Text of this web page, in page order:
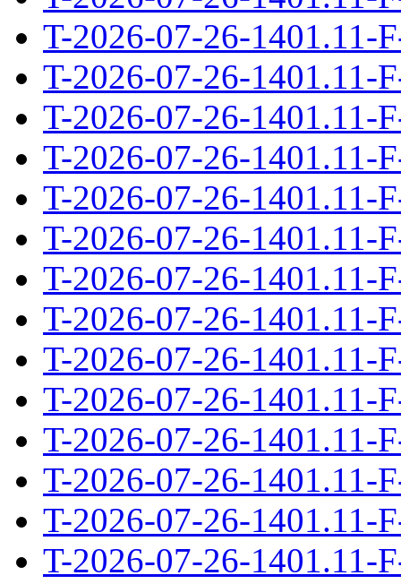
T-2026-07-26-1401.11-
T-2026-07-26-1401.11-
T-2026-07-26-1401.11-
T-2026-07-26-1401.11-
T-2026-07-26-1401.11-
T-2026-07-26-1401.11-
T-2026-07-26-1401.11-
T-2026-07-26-1401.11-
T-2026-07-26-1401.11-
T-2026-07-26-1401.11-
T-2026-07-26-1401.11-
T-2026-07-26-1401.11-
T-2026-07-26-1401.11-
T-2026-07-26-1401.11-